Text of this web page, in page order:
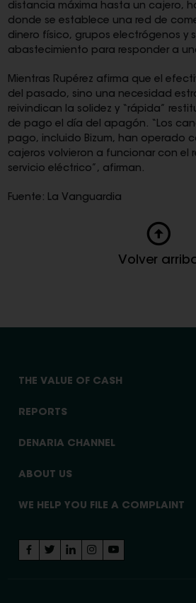
distancia máxima hasta un cajero,
donde se establece una red de
dinero físico, grupos electrógenos y
abastecimiento para responder a
Mientras Rupérez afirma que el
del pasado, sino una necesidad
reivindican la solidez y “rápida”
de pago el día del apagón. “Los
pago, incluido Bizum, han operado
cajeros volvieron a funcionar con el
servicio eléctrico”, afirman.
Fuente: La Vanguardia
Volver
THE VALUE OF CASH
REPORTS
DENARIA CHANNEL
ABOUT US
WE HELP YOU FILE A COMPLAINT